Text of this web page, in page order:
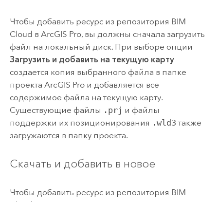
Чтобы добавить ресурс из репозитория BIM
Cloud в ArcGIS Pro, вы должны сначала загрузить
файл на локальный диск. При выборе опции
Загрузить и добавить на текущую карту
создается копия выбранного файла в папке
проекта ArcGIS Pro и добавляется все
содержимое файла на текущую карту.
Существующие файлы .prj и файлы
поддержки их позиционирования .wld3 также
загружаются в папку проекта.
Скачать и добавить в новое
Чтобы добавить ресурс из репозитория BIM